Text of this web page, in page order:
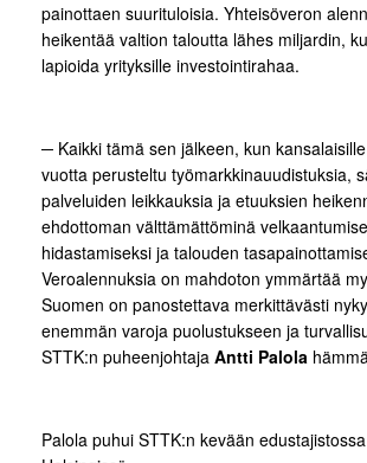
painottaen suurituloisia. Yhteisöveron
heikentää valtion taloutta lähes miljardin,
lapioida yrityksille investointirahaa.
─ Kaikki tämä sen jälkeen, kun
vuotta perusteltu työmarkkinauudistuksia,
palveluiden leikkauksia ja etuuksien
ehdottoman välttämättöminä
hidastamiseksi ja talouden
Veroalennuksia on mahdoton ymmärtää
Suomen on panostettava merkittävästi
enemmän varoja puolustukseen ja
STTK:n puheenjohtaja Antti Palola
Palola puhui STTK:n kevään